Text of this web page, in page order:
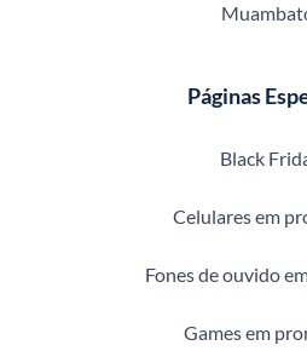
Páginas
Black
Celulares em
Fones de ouvido
Games em